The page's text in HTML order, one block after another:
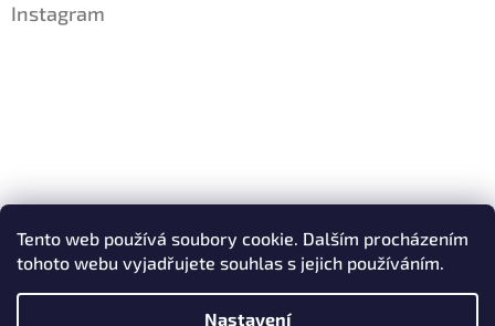
Tento web používá soubory cookie. Dalším procházením
tohoto webu vyjadřujete souhlas s jejich používáním.
Nastavení
Instagram
Sledovat na Instagramu
Facebook